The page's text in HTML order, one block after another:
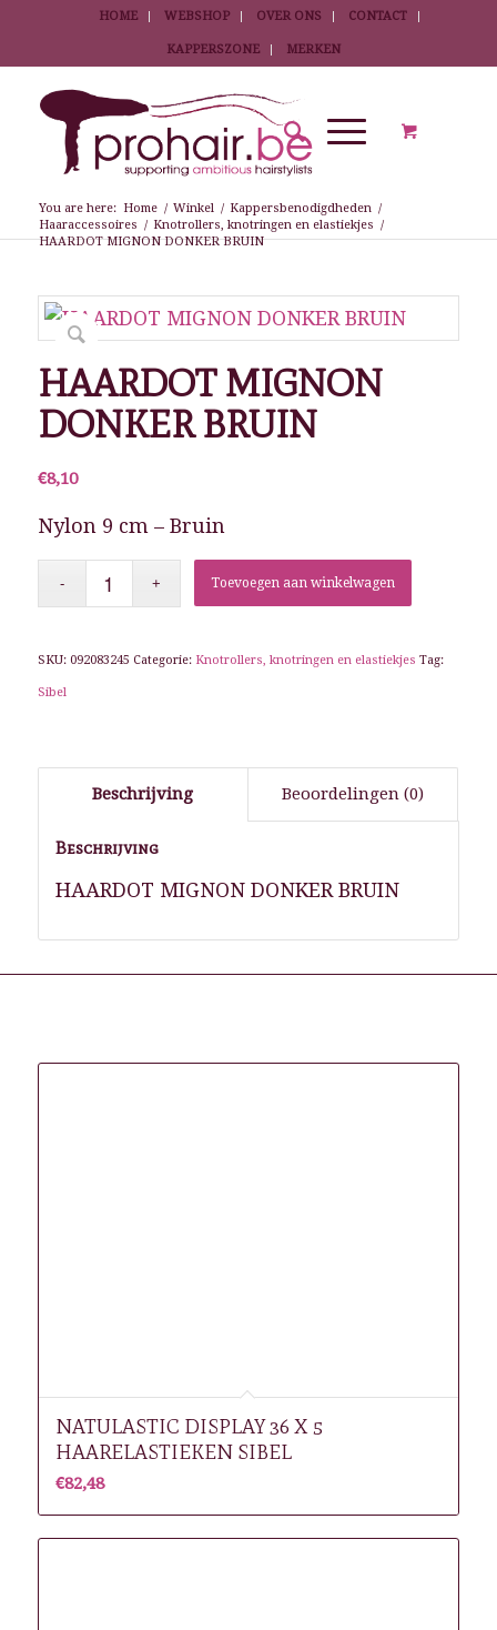
HOME WEBSHOP OVER ONS CONTACT
KAPPERSZONE MERKEN
You are here: Home / Winkel / Kappersbenodigdheden /
Haaraccessoires / Knotrollers, knotringen en elastiekjes /
HAARDOT MIGNON DONKER BRUIN
HAARDOT MIGNON
DONKER BRUIN
€8,10
Nylon 9 cm – Bruin
Toevoegen aan winkelwagen
SKU: 092083245 Categorie: Knotrollers, knotringen en elastiekjes Tag:
Sibel
Beschrijving Beoordelingen (0)
Beschrijving
HAARDOT MIGNON DONKER BRUIN
NATULASTIC DISPLAY 36 X 5
HAARELASTIEKEN SIBEL
€82,48